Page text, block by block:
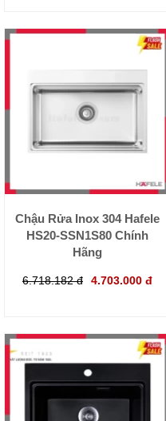
Chậu Rửa Inox 304 Hafele
HS20-SSN1S80 Chính
Hãng
6.718.182 đ 4.703.000 đ